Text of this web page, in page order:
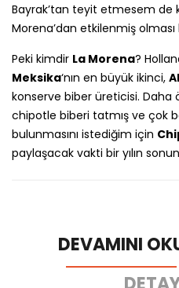
Bayrak’tan teyit etmesem de
Morena’dan etkilenmiş
Peki kimdir La Morena?
Meksika‘nın en büyük ikinci,
konserve biber üreticisi. Daha
chipotle biberi tatmış ve çok
bulunmasını istediğim için
paylaşacak vakti bir yılın
DEVAMINI